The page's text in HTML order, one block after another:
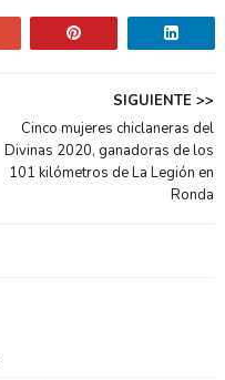
SIGUIENTE >>
Cinco mujeres chiclaneras del
Divinas 2020, ganadoras de los
101 kilómetros de La Legión en
Ronda